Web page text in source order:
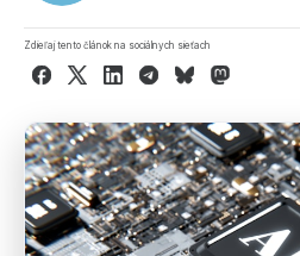
Zdieľaj tento článok na sociálnych sieťach
Facebook
X LinkedInTelegram
BlueskyMastodon